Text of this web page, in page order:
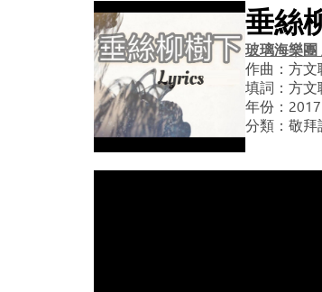
垂絲
玻璃海樂
作曲： 方文
填詞： 方文
年份： 2017
分類： 敬拜